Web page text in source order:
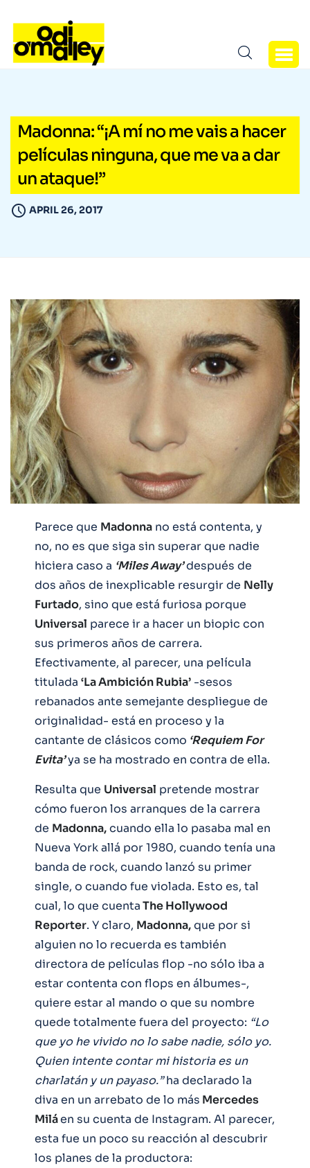
Madonna: “¡A mí no me vais a hacer
películas ninguna, que me va a dar
un ataque!”
APRIL 26, 2017
Parece que Madonna no está contenta, y
no, no es que siga sin superar que nadie
hiciera caso a ‘Miles Away’después de
dos años de inexplicable resurgir de Nelly
Furtado, sino que está furiosa porque
Universal parece ir a hacer un biopic con
sus primeros años de carrera.
Efectivamente, al parecer, una película
titulada ‘La Ambición Rubia’ -sesos
rebanados ante semejante despliegue de
originalidad- está en proceso y la
cantante de clásicos como ‘Requiem For
Evita’ya se ha mostrado en contra de ella.
Resulta que Universal pretende mostrar
cómo fueron los arranques de la carrera
de Madonna,cuando ella lo pasaba mal en
Nueva York allá por 1980, cuando tenía una
banda de rock, cuando lanzó su primer
single, o cuando fue violada. Esto es, tal
cual, lo que cuentaThe Hollywood
Reporter. Y claro, Madonna,que por si
alguien no lo recuerda es también
directora de películas flop -no sólo iba a
estar contenta con flops en álbumes-,
quiere estar al mando o que su nombre
quede totalmente fuera del proyecto: “Lo
que yo he vivido no lo sabe nadie, sólo yo.
Quien intente contar mi historia es un
charlatán y un payaso.”ha declarado la
diva en un arrebato de lo más Mercedes
Miláen su cuenta de Instagram. Al parecer,
esta fue un poco su reacción al descubrir
los planes de la productora: